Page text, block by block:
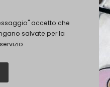
accetto che
salvate per la